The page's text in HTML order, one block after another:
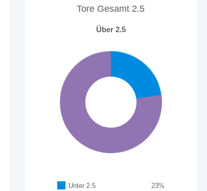
Tore Gesamt 2.5
Über 2.5
Unter 2.5 %
23